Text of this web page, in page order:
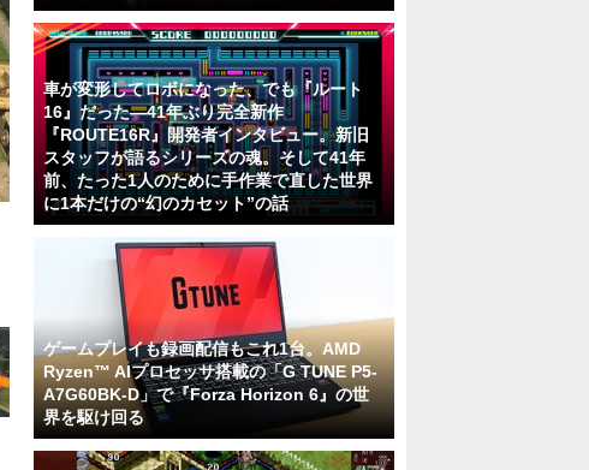
車が変形してロボになった、でも『ルート
16』だった―41年ぶり完全新作
『ROUTE16R』開発者インタビュー。新旧
スタッフが語るシリーズの魂。そして41年
前、たった1人のために手作業で直した世界
に1本だけの“幻のカセット”の話
ゲームプレイも録画配信もこれ1台。AMD
Ryzen™ AIプロセッサ搭載の「G TUNE P5-
A7G60BK-D」で『Forza Horizon 6』の世
界を駆け回る